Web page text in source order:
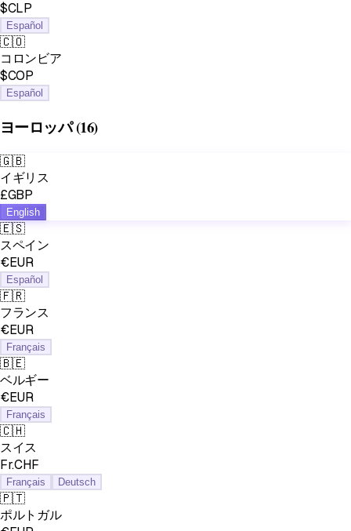
$CLP
Español
🇨🇴
コロンビア
$COP
Español
ヨーロッパ(16)
🇬🇧
イギリス
£GBP
English
🇪🇸
スペイン
€EUR
Español
🇫🇷
フランス
€EUR
Français
🇧🇪
ベルギー
€EUR
Français
🇨🇭
スイス
Fr.CHF
Français Deutsch
🇵🇹
ポルトガル